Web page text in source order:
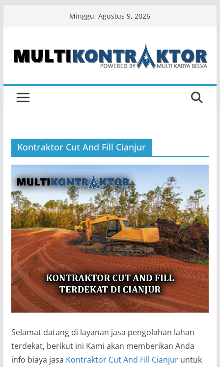
Minggu, Agustus 9, 2026
Kontraktor Cut And Fill Cianjur
Selamat datang di layanan jasa pengolahan lahan
terdekat, berikut ini Kami akan memberikan Anda
info biaya jasa Kontraktor Cut And Fill Cianjuruntuk